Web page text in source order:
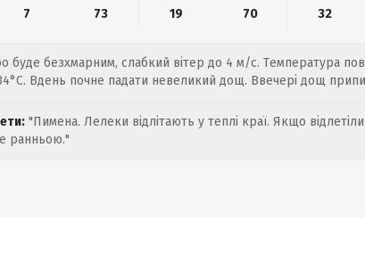
7 73 19 70 32
буде безхмарним, слабкий вітер до 4 м/с. Температура
Вдень почне падати невеликий дощ. Ввечері дощ
"Пимена. Лелеки відлітають у теплі краї. Якщо
ранньою."